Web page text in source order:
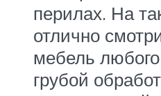
перилах. На
отлично
мебель
грубой